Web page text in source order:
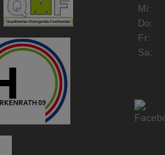
Mi:
Do:
Fr:
Sa: